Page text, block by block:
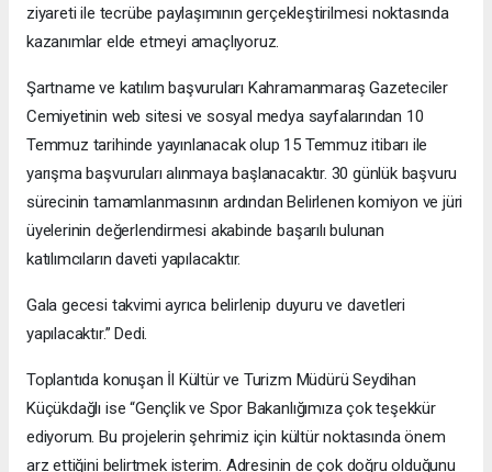
ziyareti ile tecrübe paylaşımının gerçekleştirilmesi noktasında
kazanımlar elde etmeyi amaçlıyoruz.
Şartname ve katılım başvuruları Kahramanmaraş Gazeteciler
Cemiyetinin web sitesi ve sosyal medya sayfalarından 10
Temmuz tarihinde yayınlanacak olup 15 Temmuz itibarı ile
yarışma başvuruları alınmaya başlanacaktır. 30 günlük başvuru
sürecinin tamamlanmasının ardından Belirlenen komiyon ve jüri
üyelerinin değerlendirmesi akabinde başarılı bulunan
katılımcıların daveti yapılacaktır.
Gala gecesi takvimi ayrıca belirlenip duyuru ve davetleri
yapılacaktır.” Dedi.
Toplantıda konuşan İl Kültür ve Turizm Müdürü Seydihan
Küçükdağlı ise “Gençlik ve Spor Bakanlığımıza çok teşekkür
ediyorum. Bu projelerin şehrimiz için kültür noktasında önem
arz ettiğini belirtmek isterim. Adresinin de çok doğru olduğunu